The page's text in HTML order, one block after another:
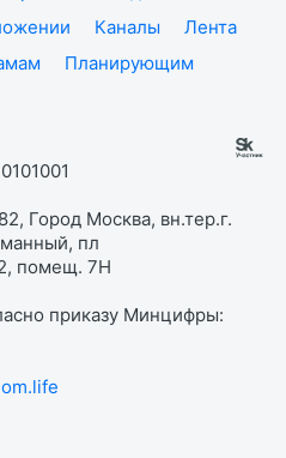
Каналы
Лента
Планирующим
Город Москва, вн.тер.г.
пл
2, помещ. 7Н
приказу Минцифры: